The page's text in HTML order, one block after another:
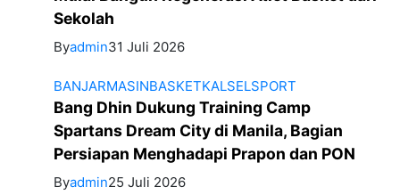
Sekolah
Byadmin31 Juli 2026
BANJARMASINBASKETKALSELSPORT
Bang Dhin Dukung Training Camp
Spartans Dream City di Manila, Bagian
Persiapan Menghadapi Prapon dan PON
Byadmin25 Juli 2026